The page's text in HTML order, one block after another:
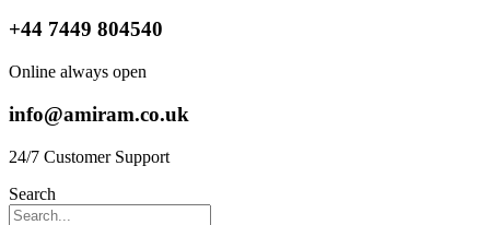
+44 7449 804540
Online always open
info@amiram.co.uk
24/7 Customer Support
Search